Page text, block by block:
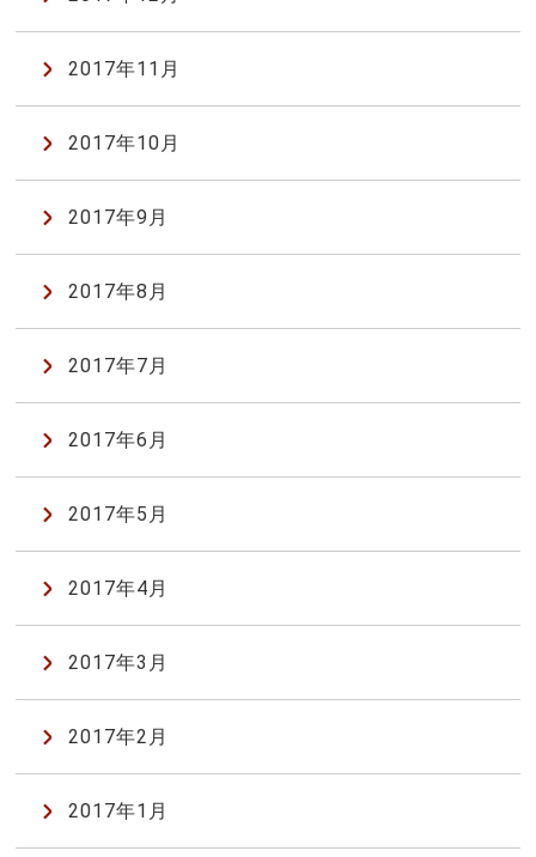
2017年11月
2017年10月
2017年9月
2017年8月
2017年7月
2017年6月
2017年5月
2017年4月
2017年3月
2017年2月
2017年1月